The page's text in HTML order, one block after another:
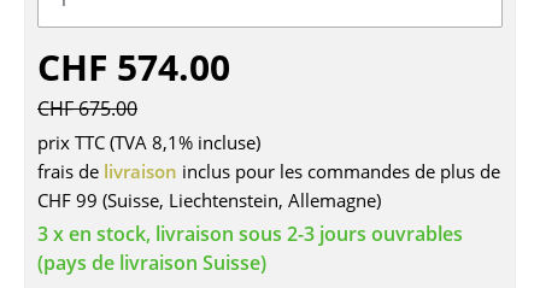
Tables
Tables de repas
Tables basses
Bureaux & Secrétaires
Secrétaires & Tables PC
CHF 574.00
CHF 675.00
prix TTC (TVA 8,1% incluse)
frais de livraison inclus pour les commandes de plus de
CHF 99 (Suisse, Liechtenstein, Allemagne)
3 x en stock, livraison sous 2-3 jours ouvrables
(pays de livraison Suisse)